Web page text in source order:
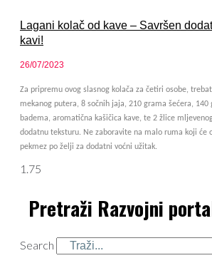
Lagani kolač od kave – Savršen
kavi!
26/07/2023
Za pripremu ovog slasnog kolača za četiri osobe,
mekanog putera, 8 sočnih jaja, 210 grama šećera,
badema, aromatična kašičica kave, te 2 žlice
dodatnu teksturu. Ne zaboravite na malo ruma koji će
pekmez po želji za dodatni voćni užitak.
Pretraži Razvojni
Search